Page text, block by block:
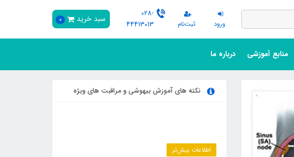
ورود ثبت‌نام
028-
44413013
سبد خرید 0
منابع آموزشی درباره ما
نکته های آموزش بیهوشی و مراقبت های ویژه
اطلاعات بیش‌تر